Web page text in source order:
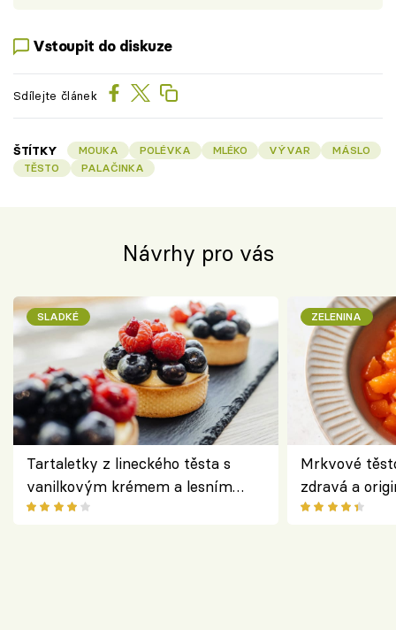
Vstoupit do diskuze
Sdílejte článek
ŠTÍTKY MOUKA POLÉVKA MLÉKO VÝVAR
MÁSLO
TĚSTO
PALAČINKA
Návrhy pro vás
SLADKÉ
Tartaletky z lineckého těsta s
vanilkovým krémem a lesním
ovocem podle Bread Society
ZELENINA
Mrkvové
zdravá a
klasiky